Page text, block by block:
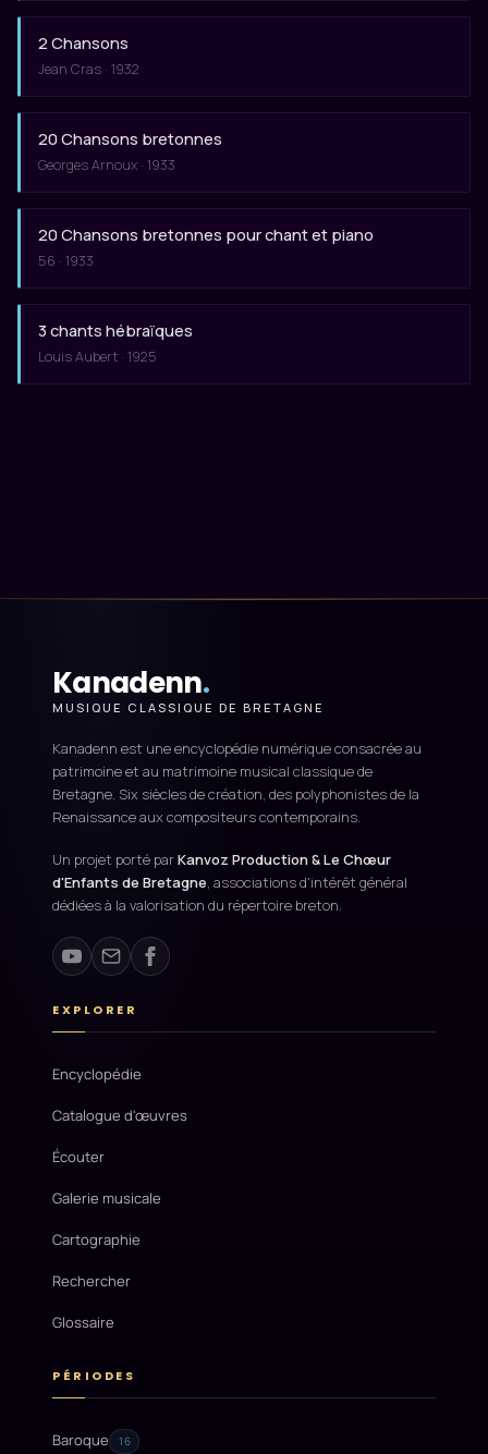
2 Chansons
Jean Cras · 1932
20 Chansons bretonnes
Georges Arnoux · 1933
20 Chansons bretonnes pour chant et piano
56 · 1933
3 chants hébraïques
Louis Aubert · 1925
Kanadenn.
MUSIQUE CLASSIQUE DE BRETAGNE
Kanadenn est une encyclopédie numérique consacrée au
patrimoine et au matrimoine musical classique de
Bretagne. Six siècles de création, des polyphonistes de la
Renaissance aux compositeurs contemporains.
Un projet porté parKanvoz Production & Le Chœur
d'Enfants de Bretagne, associations d'intérêt général
dédiées à la valorisation du répertoire breton.
EXPLORER
Encyclopédie
Catalogue d'œuvres
Écouter
Galerie musicale
Cartographie
Rechercher
Glossaire
PÉRIODES
Baroque 16